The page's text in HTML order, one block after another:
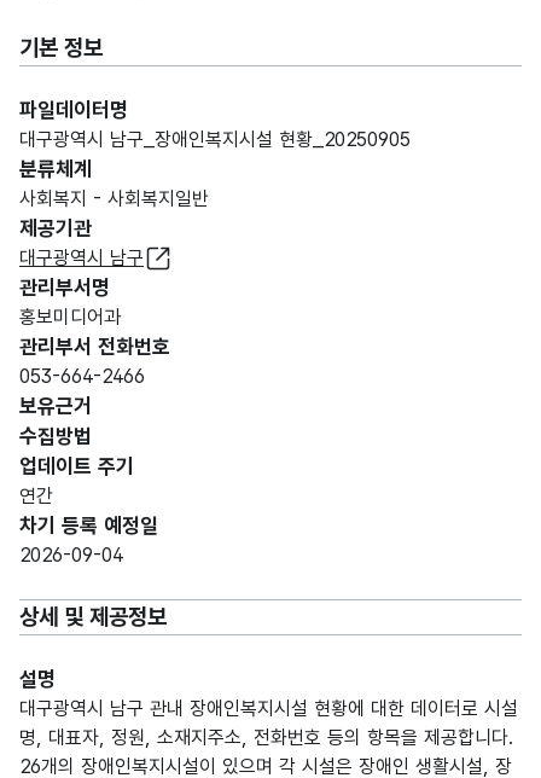
기본 정보
파일데이터명
대구광역시 남구_장애인복지시설 현황_20250905
분류체계
사회복지 - 사회복지일반
제공기관
대구광역시 남구
관리부서명
홍보미디어과
관리부서 전화번호
053-664-2466
보유근거
수집방법
업데이트 주기
연간
차기 등록 예정일
2026-09-04
상세 및 제공정보
설명
대구광역시 남구 관내 장애인복지시설 현황에 대한 데이터로 시설
명, 대표자, 정원, 소재지주소, 전화번호 등의 항목을 제공합니다.
26개의 장애인복지시설이 있으며 각 시설은 장애인 생활시설, 장